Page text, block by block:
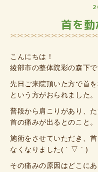
首を動
こんにちは！
綾部市の整体院彩の森下
先日ご来院頂いた方で首を
という方がおられました。
普段から肩こりがあり、
首の痛みが出るとのこと。
施術をさせていただき、
なくなりました( ´ ▽ ` )
その痛みの原因はどこにあ